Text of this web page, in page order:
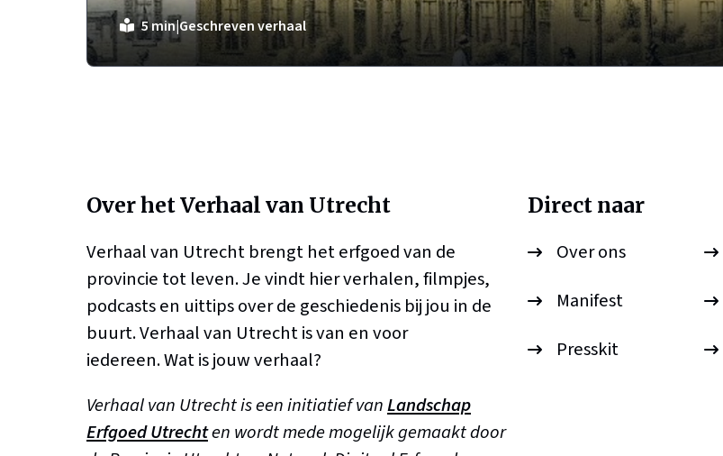
5 min|Geschreven verhaal
Over het Verhaal van Utrecht
Verhaal van Utrecht brengt het erfgoed van de
provincie tot leven. Je vindt hier verhalen, filmpjes,
podcasts en uittips over de geschiedenis bij jou in de
buurt. Verhaal van Utrecht is van en voor
iedereen. Wat is jouw verhaal?
Verhaal van Utrecht is een initiatief vanLandschap
Erfgoed Utrechten wordt mede mogelijk gemaakt door
Direct naar
Over ons
Manifest
Presskit